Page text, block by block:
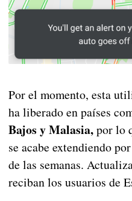
Por el momento, esta
ha liberado en países
Bajos y Malasia,por lo
se acabe extendiendo
de las semanas.
reciban los usuarios de